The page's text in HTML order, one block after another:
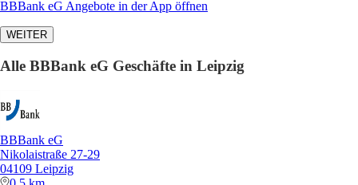
BBBank eG Angebote in der App öffnen
WEITER
Alle BBBank eG Geschäfte in Leipzig
BBBank eG
Nikolaistraße 27-29
04109 Leipzig